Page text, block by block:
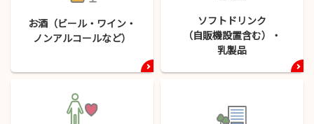
お酒（ビール・ ワイン・
ノンアルコールなど）
ソフトドリンク
（自販機設置含む）・
乳製品